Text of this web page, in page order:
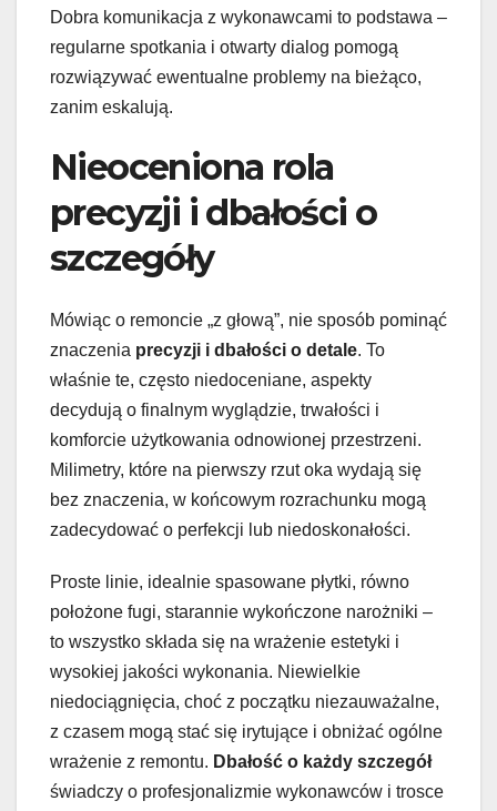
Dobra komunikacja z wykonawcami to podstawa –
regularne spotkania i otwarty dialog pomogą
rozwiązywać ewentualne problemy na bieżąco,
zanim eskalują.
Nieoceniona rola
precyzji i dbałości o
szczegóły
Mówiąc o remoncie „z głową”, nie sposób pominąć
znaczenia precyzji i dbałości o detale. To
właśnie te, często niedoceniane, aspekty
decydują o finalnym wyglądzie, trwałości i
komforcie użytkowania odnowionej przestrzeni.
Milimetry, które na pierwszy rzut oka wydają się
bez znaczenia, w końcowym rozrachunku mogą
zadecydować o perfekcji lub niedoskonałości.
Proste linie, idealnie spasowane płytki, równo
położone fugi, starannie wykończone narożniki –
to wszystko składa się na wrażenie estetyki i
wysokiej jakości wykonania. Niewielkie
niedociągnięcia, choć z początku niezauważalne,
z czasem mogą stać się irytujące i obniżać ogólne
wrażenie z remontu. Dbałość o każdy szczegół
świadczy o profesjonalizmie wykonawców i trosce